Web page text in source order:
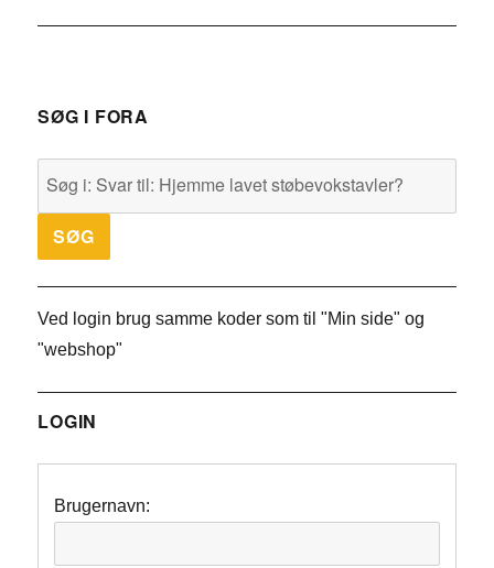
SØG I FORA
Ved login brug samme koder som til "Min side" og
"webshop"
LOGIN
Brugernavn: